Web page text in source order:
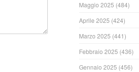
Maggio 2025 (484)
Aprile 2025 (424)
Marzo 2025 (441)
Febbraio 2025 (436)
Gennaio 2025 (456)